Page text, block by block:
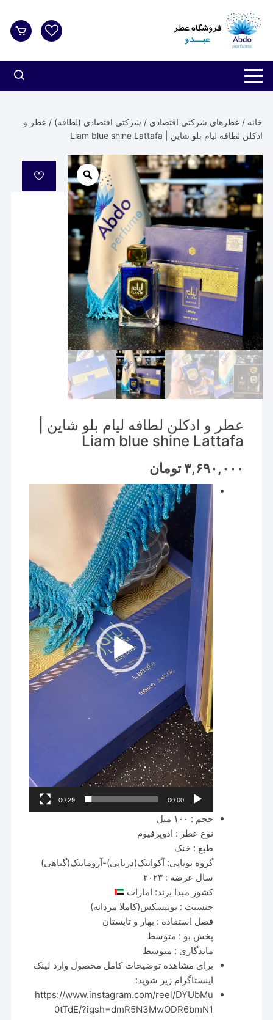
شدن
خانه / عطرهای شرکتی اقتصادی / شرکتی اقتصادی (لطافه) / عطر و
ادکلن لطافه لیام بلو شاین | Liam blue shine Lattafa
مورد
علاقه
عطر و ادکلن لطافه لیام بلو شاین |
Liam blue shine Lattafa
۳,۶۹۰,۰۰۰ تومان
نمایشگر
ویدیو
00:00
00:29
حجم : ۱۰۰ میل
نوع عطر : ادوپرفیوم
طبع : خنک
گروه بویایی: آکواتیک(دریایی)-آروماتیک(گیاهی)
سال عرضه : ۲۰۲۳
کشور مبدا برند: امارات
جنسیت : یونیسکس(کاملا مردانه)
فصل استفاده : بهار و تابستان
پخش بو : متوسط
ماندگاری : متوسط
برای مشاهده توضیحات کامل محصول وارد لینک
اینستاگرام زیر شوید:
https://www.instagram.com/reel/DYUbMu
0tTdE/?igsh=dmR5N3MwODR6bmN1